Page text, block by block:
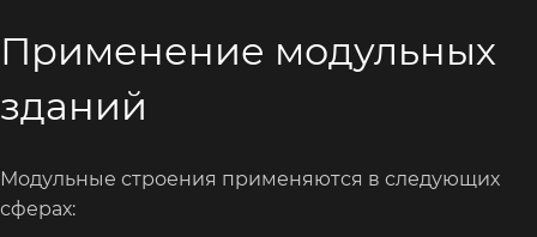
Применение модульных
зданий
Модульные строения применяются в следующих
сферах: